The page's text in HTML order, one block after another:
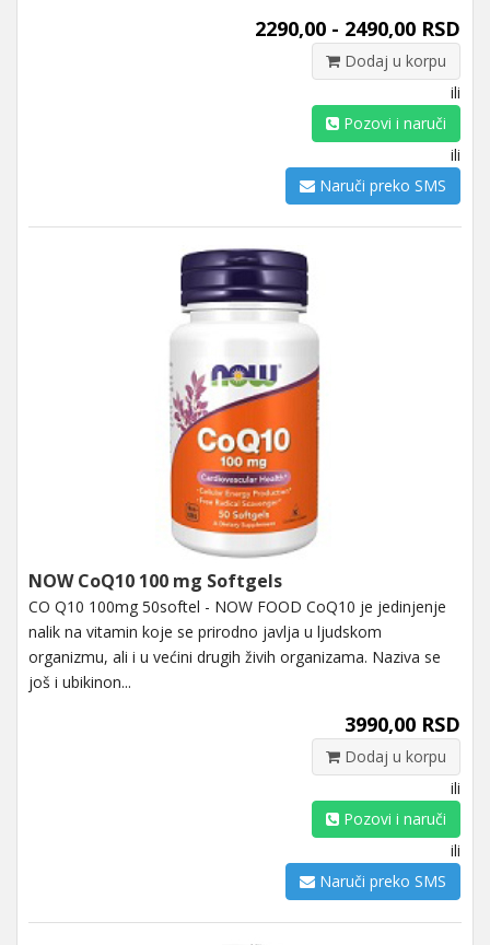
2290,00 - 2490,00 RSD
Dodaj u korpu
ili
Pozovi i naruči
ili
Naruči preko SMS
NOW CoQ10 100 mg Softgels
CO Q10 100mg 50softel - NOW FOOD CoQ10 je jedinjenje
nalik na vitamin koje se prirodno javlja u ljudskom
organizmu, ali i u većini drugih živih organizama. Naziva se
još i ubikinon...
3990,00 RSD
Dodaj u korpu
ili
Pozovi i naruči
ili
Naruči preko SMS